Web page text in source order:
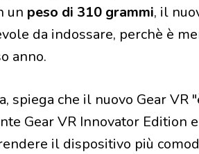
un peso di 310 grammi, il
da indossare, perchè è
anno.
spiega che il nuovo Gear VR
Gear VR Innovator Edition
il dispositivo più